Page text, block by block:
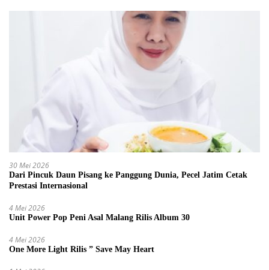
30 Mei 2026
Dari Pincuk Daun Pisang ke Panggung Dunia, Pecel Jatim Cetak
Prestasi Internasional
4 Mei 2026
Unit Power Pop Peni Asal Malang Rilis Album 30
4 Mei 2026
One More Light Rilis ” Save May Heart